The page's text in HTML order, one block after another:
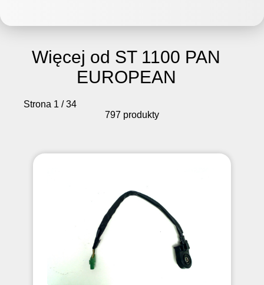
Więcej od ST 1100 PAN
EUROPEAN
Strona 1 / 34
797 produkty